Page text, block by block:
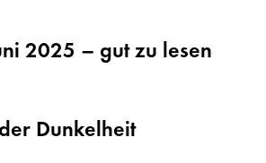
2025 – gut zu lesen
Dunkelheit